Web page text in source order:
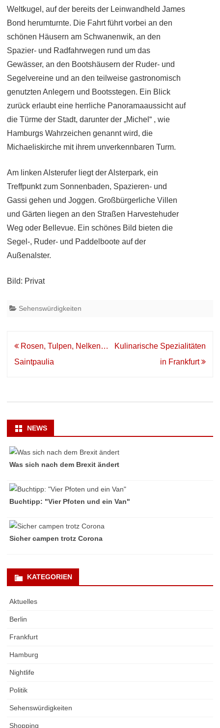
Weltkugel, auf der bereits der Leinwandheld James
Bond herumturnte. Die Fahrt führt vorbei an den
schönen Häusern am Schwanenwik, an den
Spazier- und Radfahrwegen rund um das
Gewässer, an den Bootshäusern der Ruder- und
Segelvereine und an den teilweise gastronomisch
genutzten Anlegern und Bootsstegen. Ein Blick
zurück erlaubt eine herrliche Panoramaaussicht auf
die Türme der Stadt, darunter der „Michel“ , wie
Hamburgs Wahrzeichen genannt wird, die
Michaeliskirche mit ihrem unverkennbaren Turm.
Am linken Alsterufer liegt der Alsterpark, ein
Treffpunkt zum Sonnenbaden, Spazieren- und
Gassi gehen und Joggen. Großbürgerliche Villen
und Gärten liegen an den Straßen Harvestehuder
Weg oder Bellevue. Ein schönes Bild bieten die
Segel-, Ruder- und Paddelboote auf der
Außenalster.
Bild: Privat
Sehenswürdigkeiten
Beitrags-
Navigation
Rosen, Tulpen, Nelken…
Saintpaulia
Kulinarische Spezialitäten
in Frankfurt
NEWS
Was sich nach dem Brexit ändert
Buchtipp: "Vier Pfoten und ein Van"
Sicher campen trotz Corona
KATEGORIEN
Aktuelles
Berlin
Frankfurt
Hamburg
Nightlife
Politik
Sehenswürdigkeiten
Shopping